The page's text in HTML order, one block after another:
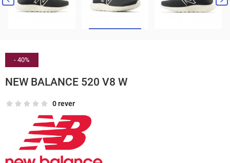
- 40%
NEW BALANCE 520 V8 W
0 rever